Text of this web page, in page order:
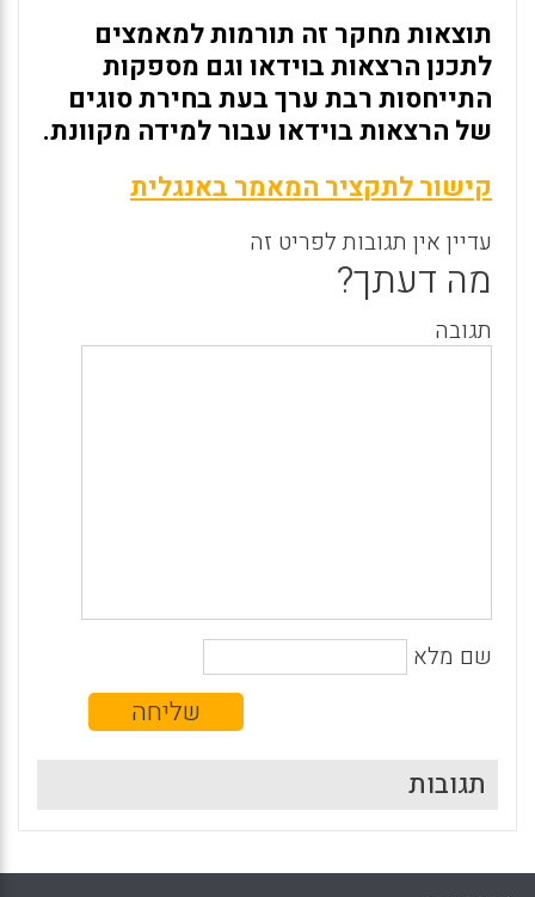
תוצאות מחקר זה תורמות למאמצים
לתכנן הרצאות בוידאו וגם מספקות
התייחסות רבת ערך בעת בחירת סוגים
של הרצאות בוידאו עבור למידה מקוונת.
קישור לתקציר המאמר באנגלית
עדיין אין תגובות לפריט זה
מה דעתך?
תגובה
שם מלא
תגובות